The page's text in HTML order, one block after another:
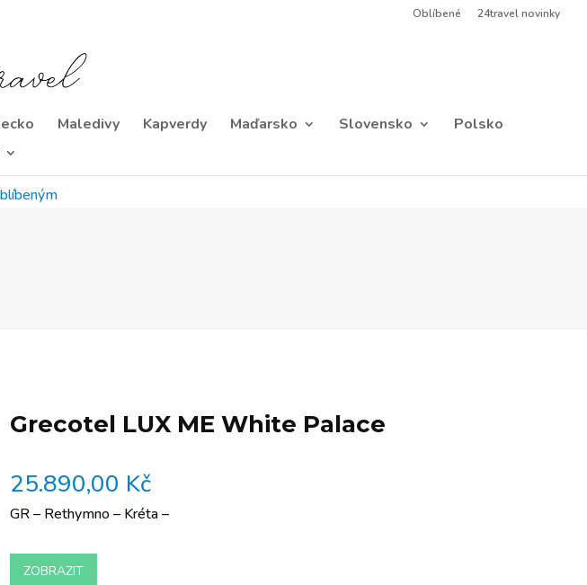
Oblíbené 24travel novinky
Maledivy Kapverdy Maďarsko Slovensko
Polsko
Grecotel LUX ME White Palace
25.890,00 Kč
GR – Rethymno – Kréta –
ZOBRAZIT